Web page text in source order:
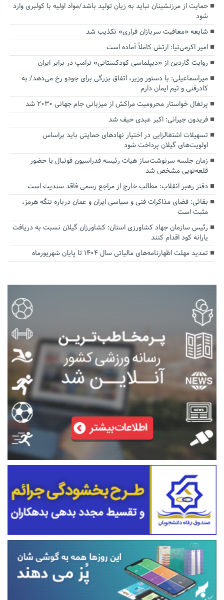
حمایت از مرزنشینان نباید به زیان تولید باشد/مواد اولیه با کولبری وارد
شود
شایعه «معافیت سربازان فراری» تکذیب شد
امیر اکرمی‌نیا: ارتش کاملاً آماده است
روایت گاردین از «دیپلماسی کودکستانی» ترامپ در برابر ایران
میراسماعیلی: با دستور وزیر، اتفاق بزرگی برای جودو رخ می‌دهد/ به
کادرفنی و تیم ایمان دارم
پرتغال خواستار محرومیت مراکش از میزبانی جام جهانی ۲۰۳۰ شد
فریدون جیرانی: اکبر عبدی حیف شد
تسهیلات اشتغالزایی در اختیار نهادهای حمایتی باید براساس
اولویت‌های گیلان پرداخت شود
زمان جلسه سرنوشت‌ساز هیات رئیسه فدراسیون فوتبال با حضور
قلعه‌نویی مشخص شد
دفتر رهبر انقلاب: مطالب خارج از مراجع رسمی فاقد سندیت است
بقائی: فضای مذاکرات فنی و سیاسی ایران و عمان درباره تنگه هرمز،
مثبت است
رئیس سازمان جهاد کشاورزی استان: کشاورزان گیلان نسبت به دریافت
یارانه کود اقدام کنند
تمدید مهلت اظهارنامه‌های مالیاتی سال ۱۴۰۴ تا پایان شهریورماه